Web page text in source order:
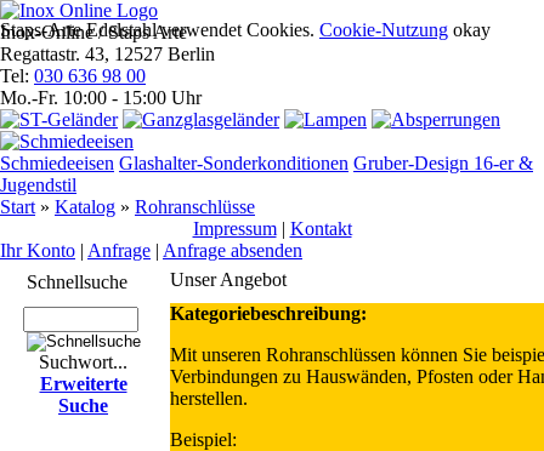
Staps-Arte Edelstahl verwendet Cookies. Cookie-Nutzung okay
Inox-Online / Staps Arte
Regattastr. 43, 12527 Berlin
Tel: 030 636 98 00
Mo.-Fr. 10:00 - 15:00 Uhr
Schmiedeeisen Glashalter-Sonderkonditionen Gruber-Design 16-er &
Jugendstil
Start » Katalog » Rohranschlüsse
Impres­sum| Kontakt
Ihr Konto | Anfrage | Anfrage absenden
Schnell­suche
Suchwort...
Erwei­terte
Suche
Unser Angebot
Kategoriebeschreibung:
Mit unseren Rohranschlüssen können Sie
Verbindungen zu Hauswänden, Pfosten oder
herstellen.
Beispiel: